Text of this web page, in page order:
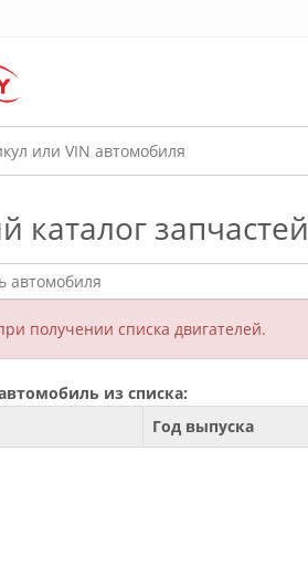
каталог запчастей
получении списка двигателей.
из списка:
Год выпуска